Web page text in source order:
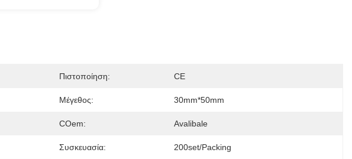
Πιστοποίηση: CE
Μέγεθος: 30mm*50mm
COem: Avalibale
Συσκευασία: 200set/packing